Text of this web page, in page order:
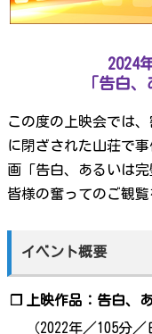
2024
「告白
この度の上映会では
に閉ざされた山荘で
画「告白、あるいは
皆様の奮ってのご観覧
イベント概要
❐
上映作品：告白、
（2022年／105分／